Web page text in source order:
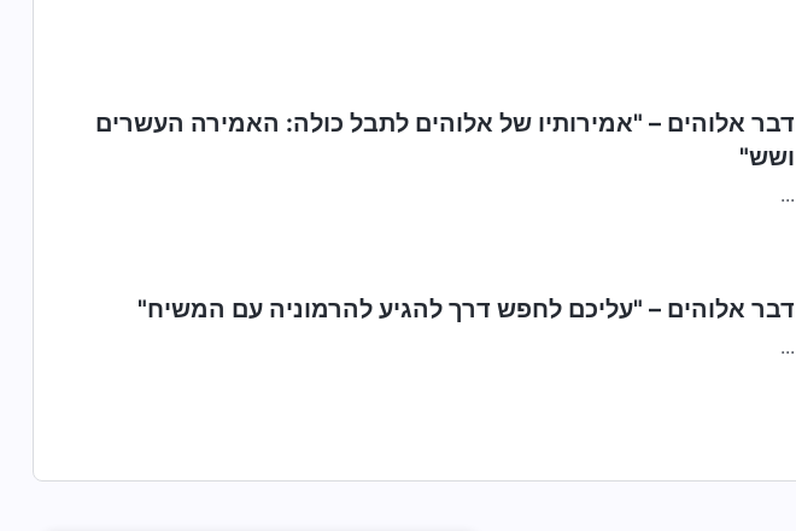
דבר אלוהים – "אמירותיו של אלוהים לתבל כולה: האמירה העשרים
ושש"
...
דבר אלוהים – "עליכם לחפש דרך להגיע להרמוניה עם המשיח"
...